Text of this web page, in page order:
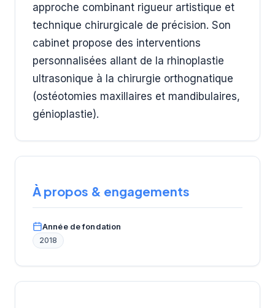
approche combinant rigueur artistique et
technique chirurgicale de précision. Son
cabinet propose des interventions
personnalisées allant de la rhinoplastie
ultrasonique à la chirurgie orthognatique
(ostéotomies maxillaires et mandibulaires,
génioplastie).
À propos & engagements
Année de fondation
2018